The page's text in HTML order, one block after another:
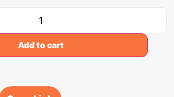
Add to cart